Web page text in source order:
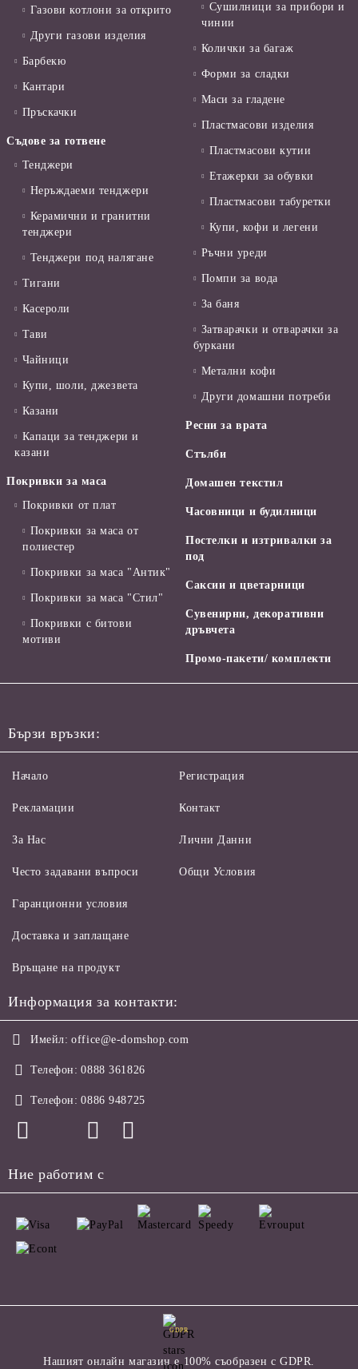
Газови котлони за открито
Други газови изделия
Барбекю
Кантари
Пръскачки
Съдове за готвене
Тенджери
Неръждаеми тенджери
Керамични и гранитни
тенджери
Тенджери под налягане
Тигани
Касероли
Тави
Чайници
Купи, шоли, джезвета
Казани
Капаци за тенджери и
казани
Покривки за маса
Покривки от плат
Покривки за маса от
полиестер
Покривки за маса "Антик"
Покривки за маса "Стил"
Покривки с битови
мотиви
Сушилници за прибори и
чинии
Колички за багаж
Форми за сладки
Маси за гладене
Пластмасови изделия
Пластмасови кутии
Етажерки за обувки
Пластмасови табуретки
Купи, кофи и легени
Ръчни уреди
Помпи за вода
За баня
Затварачки и отварачки за
буркани
Метални кофи
Други домашни потреби
Ресни за врата
Стълби
Домашен текстил
Часовници и будилници
Постелки и изтривалки за
под
Саксии и цветарници
Сувенирни, декоративни
дръвчета
Промо-пакети/ комплекти
Бързи връзки:
Начало
Рекламации
За Нас
Често задавани въпроси
Регистрация
Контакт
Лични Данни
Общи Условия
Гаранционни условия
Доставка и заплащане
Връщане на продукт
Информация за контакти:
Имейл: office@e-domshop.com
Телефон: 0888 361826
Телефон: 0886 948725
Ние работим с
GDPR
Нашият онлайн магазин е 100% съобразен с GDPR.